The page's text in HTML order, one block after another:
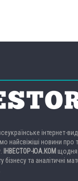
інтернет-
найсвіжіші новини про
ІНВЕСТОР-ЮА.КОМ щодня
бізнесу та аналітичні